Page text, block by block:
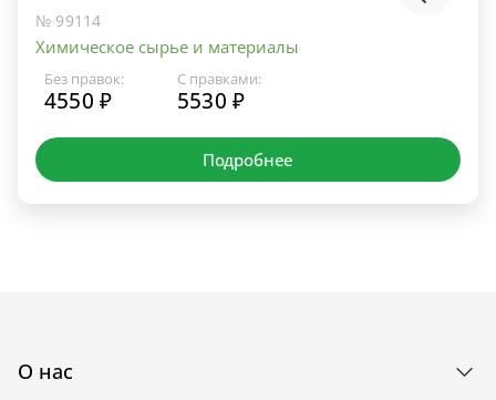
№ 99114
Химическое сырье и материалы
Без правок:
4550 ₽
С правками:
5530 ₽
Подробнее
О нас